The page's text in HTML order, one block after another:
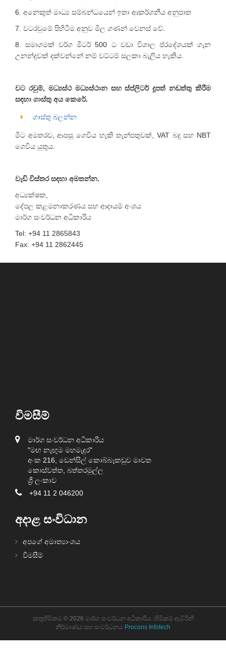
6. අනෙකුත් මාධ්‍ය සම්බන්ධයෙන් ඉතා ආකර්ශනීය අනුපාත
7. වටරවුමේ පිහිටීම අනුව මිල ගණන් වෙනස් වේ.
8. සමාගමක් වර්ග මීටර් 500 ට වඩා විශාල ප්රදේශයක් ගැන
උනන්දුවක් දක්වන්නේ නම් වට්ටම් සලකා බැලිය හැකිය.
වට රවුම්, මධ්‍යස්ථ මධ්‍යස්ථාන සහ ස්ප්ලිටර් දූපත් නඩත්තු කිරීම
සඳහා ගාස්තු අය කෙරේ.
ගාස්තු බලන්න
මීට අමතරව, ආපසු ගෙවිය හැකි තැන්පතුවක්, VAT බදු සහ NBT
ගෙවිය යුතුය.
වැඩි විස්තර සඳහා අමතන්න.
අධ්‍යක්ෂක,
දේපල කළමනාකරණය සහ ආදායම් අංශය
මාර්ග සංවර්ධන අධිකාරිය
Tel: +94 11 2865843
Fax: +94 11 2862445
විමසීම්
මාර්ග සංවර්ධන අධිකාරිය
"මඟ නැඟුම මහමැදුර"
අංක 216, ඩෙන්සිල් කොබ්බෑකඩුව මාවත
කොස්වත්ත, බත්තරමුල්ල
ශ්‍රී ලංකාව
+94 11 2 046200
අදාළ සංවිධාන
අපගේ අමාත්‍යාංශය
විමසීම්
කතුහිමිකම © 2026 මාර්ග සංවර්ධන අධිකාරිය. හිමිකම් ඇවිරිනි
නිර්මාණය සහ සංවර්ධනය Procons Infotech